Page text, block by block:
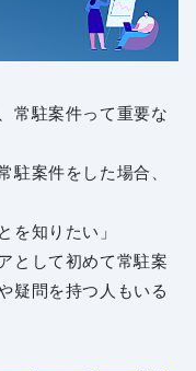
常駐案件って重要な
駐案件をした場合、
を知りたい」
として初めて常駐案
疑問を持つ人もいる